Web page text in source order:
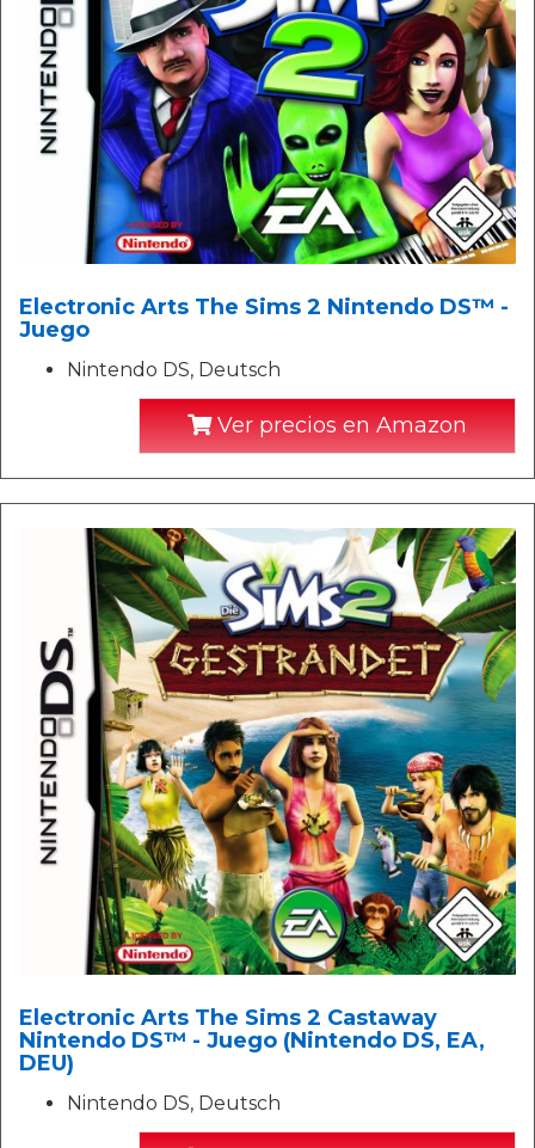
Electronic Arts The Sims 2 Nintendo DS™ -
Juego
Nintendo DS, Deutsch
Ver precios en Amazon
Electronic Arts The Sims 2 Castaway
Nintendo DS™ - Juego (Nintendo DS, EA,
DEU)
Nintendo DS, Deutsch